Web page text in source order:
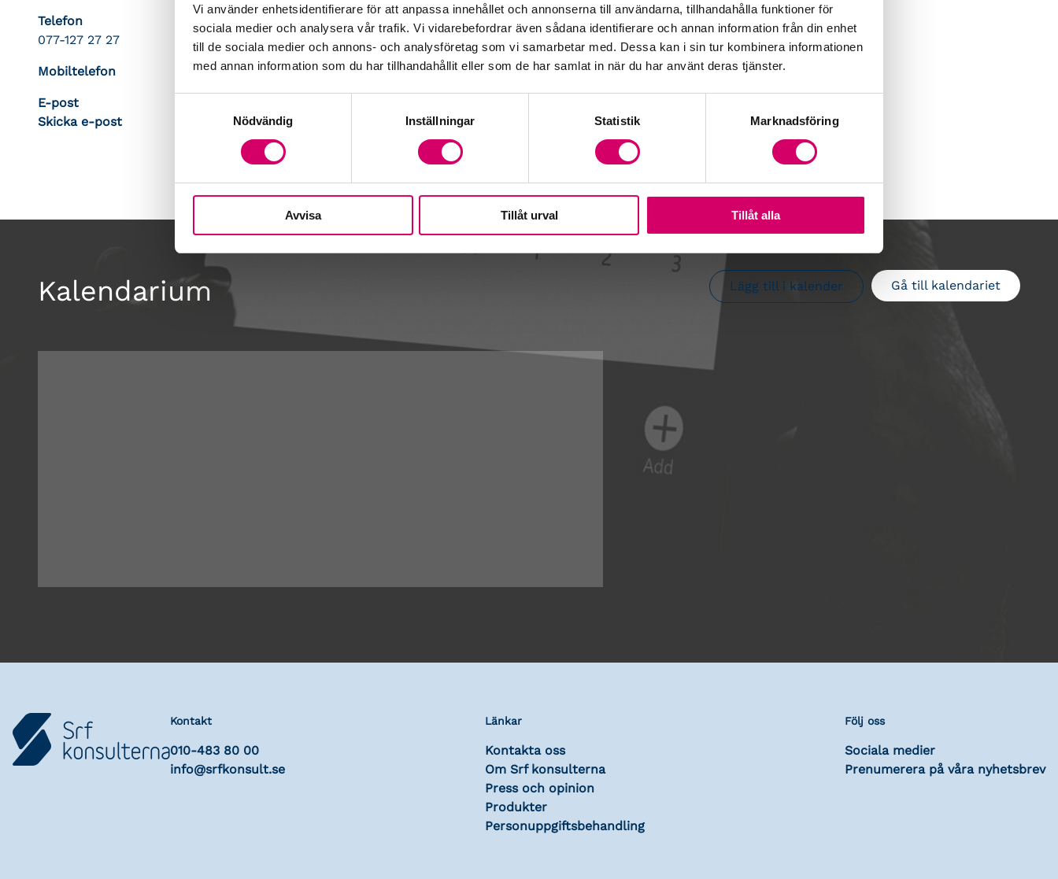
Vi använder enhetsidentifierare för att anpassa innehållet och annonserna till användarna, tillhandahålla funktioner för
sociala medier och analysera vår trafik. Vi vidarebefordrar även sådana identifierare och annan information från din enhet
till de sociala medier och annons- och analysföretag som vi samarbetar med. Dessa kan i sin tur kombinera informationen
med annan information som du har tillhandahållit eller som de har samlat in när du har använt deras tjänster.
Nödvändig
Inställningar Statistik Marknadsföring
Avvisa Tillåt urval Tillåt alla
Telefon
077-127 27 27
Mobiltelefon
E-post
Skicka e-post
Kalendarium Gå till kalendariet
Lägg till i kalender
Kontakt
010-483 80 00
info@srfkonsult.se
Länkar
Kontakta oss
Om Srf konsulterna
Press och opinion
Produkter
Personuppgiftsbehandling
Följ oss
Sociala medier
Prenumerera på våra nyhetsbrev